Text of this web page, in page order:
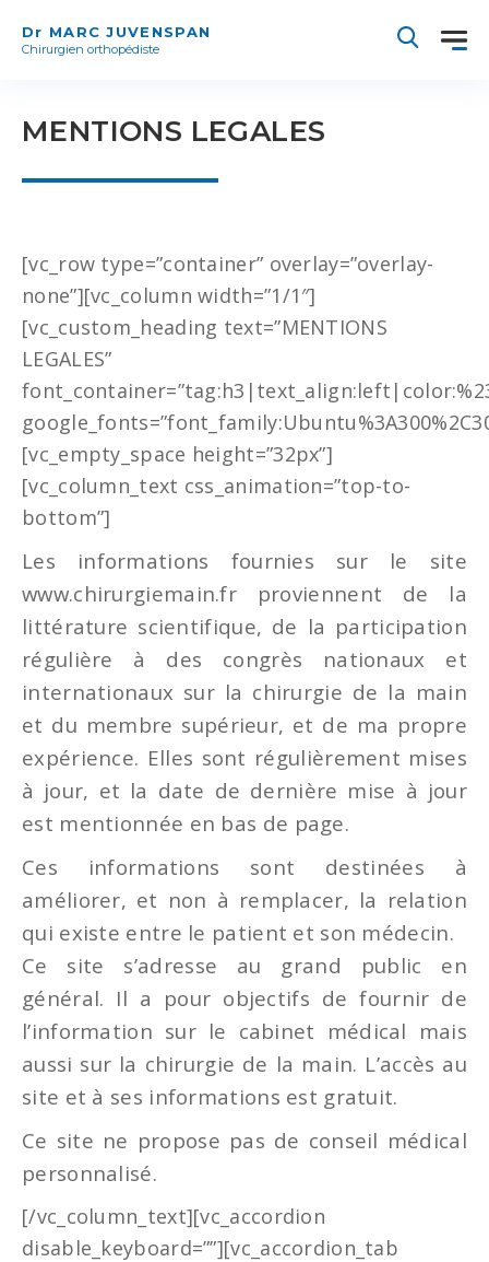
Dr MARC JUVENSPAN
Chirurgien orthopédiste
MENTIONS LEGALES
[vc_row type=”container” overlay=”overlay-
none”][vc_column width=”1/1″]
[vc_custom_heading text=”MENTIONS
LEGALES”
[vc_empty_space height=”32px”]
[vc_column_text css_animation=”top-to-
bottom”]
Les informations fournies sur le site
www.chirurgiemain.fr proviennent de la
littérature scientifique, de la participation
régulière à des congrès nationaux et
internationaux sur la chirurgie de la main
et du membre supérieur, et de ma propre
expérience. Elles sont régulièrement mises
à jour, et la date de dernière mise à jour
est mentionnée en bas de page.
Ces informations sont destinées à
améliorer, et non à remplacer, la relation
qui existe entre le patient et son médecin.
Ce site s’adresse au grand public en
général. Il a pour objectifs de fournir de
l’information sur le cabinet médical mais
aussi sur la chirurgie de la main. L’accès au
site et à ses informations est gratuit.
Ce site ne propose pas de conseil médical
personnalisé.
[/vc_column_text][vc_accordion
disable_keyboard=””][vc_accordion_tab